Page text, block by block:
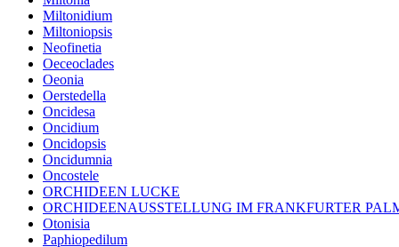
Miltonidium
Miltoniopsis
Neofinetia
Oeceoclades
Oeonia
Oerstedella
Oncidesa
Oncidium
Oncidopsis
Oncidumnia
Oncostele
ORCHIDEEN LUCKE
ORCHIDEENAUSSTELLUNG IM FRANKFURTER
Otonisia
Paphiopedilum